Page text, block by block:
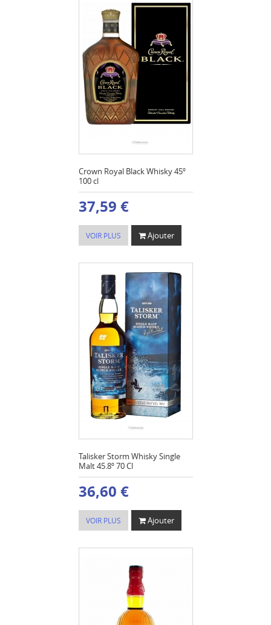
Crown Royal Black Whisky 45º
100 cl
37,59 €
VOIR PLUS Ajouter
Talisker Storm Whisky Single
Malt 45.8º 70 Cl
36,60 €
VOIR PLUS Ajouter